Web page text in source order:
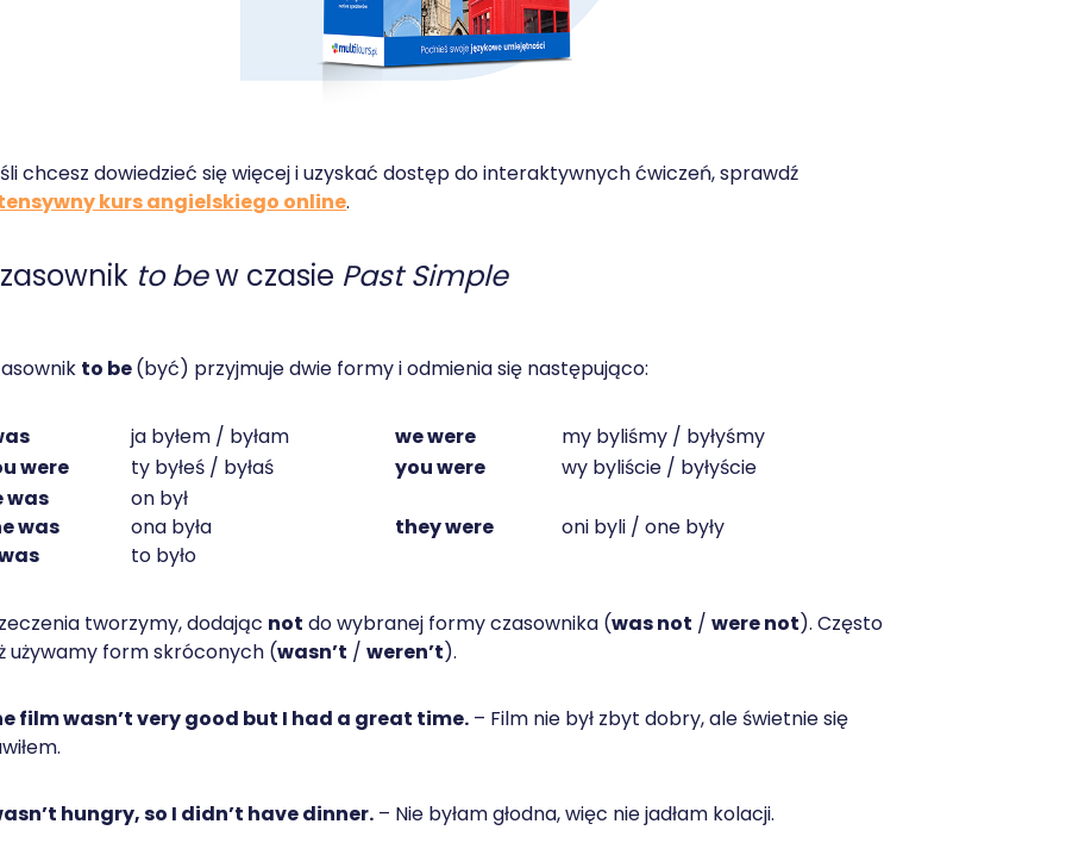
chcesz dowiedzieć się więcej i uzyskać dostęp do interaktywnych ćwiczeń, sprawdź
kurs angielskiego online.
to bew czasie Past Simple
to be(być) przyjmuje dwie formy i odmienia się następująco:
ja byłem / byłam we were
my byliśmy / byłyśmy
were
ty byłeś / byłaś you were
wy byliście / byłyście
was
was
on był
ona była
to było
they were oni byli / one były
tworzymy, dodając not do wybranej formy czasownika (was not /were not). Często
używamy form skróconych (wasn’t /weren’t).
film wasn’t very good but I had a great time. – Film nie był zbyt dobry, ale świetnie się
hungry, so I didn’t have dinner. – Nie byłam głodna, więc nie jadłam kolacji.